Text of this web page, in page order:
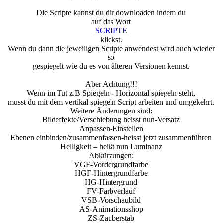
Die Scripte kannst du dir downloaden indem du
auf das Wort
SCRIPTE
klickst.
Wenn du dann die jeweiligen Scripte anwendest wird auch wieder
so
gespiegelt wie du es von älteren Versionen kennst.
Aber Achtung!!!
Wenn im Tut z.B Spiegeln - Horizontal spiegeln steht,
musst du mit dem vertikal spiegeln Script arbeiten und umgekehrt.
Weitere Änderungen sind:
Bildeffekte/Verschiebung heisst nun-Versatz
Anpassen-Einstellen
Ebenen einbinden/zusammenfassen-heisst jetzt zusammenführen
Helligkeit – heißt nun Luminanz
Abkürzungen:
VGF-Vordergrundfarbe
HGF-Hintergrundfarbe
HG-Hintergrund
FV-Farbverlauf
VSB-Vorschaubild
AS-Animationsshop
ZS-Zauberstab